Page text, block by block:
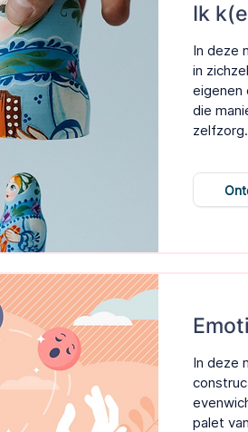
Ik
In deze
in
eigenen
die
zelfzorg.
In deze
palet